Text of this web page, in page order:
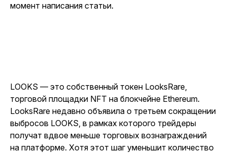
момент написания статьи.
LOOKS — это собственный токен LooksRare,
торговой площадки NFT на блокчейне Ethereum.
LooksRare недавно объявила о третьем сокращении
выбросов LOOKS, в рамках которого трейдеры
получат вдвое меньше торговых вознаграждений
на платформе. Хотя этот шаг уменьшит количество